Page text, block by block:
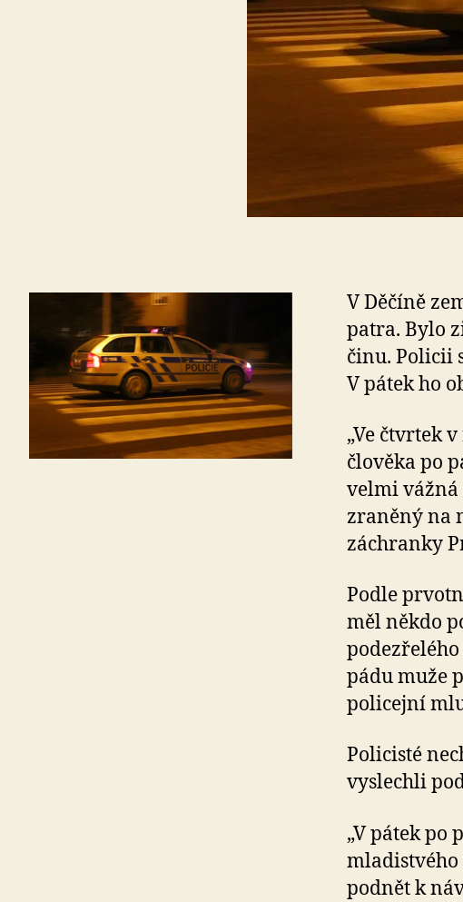
V Děčíně
patra. Bylo
činu. Policii
V pátek ho
„Ve čtvrtek
člověka po
velmi
zraněný na
záchranky
Podle
měl někdo
pádu muže
policejní
Policisté
vyslechli
„V pátek
mladistvého
podnět k